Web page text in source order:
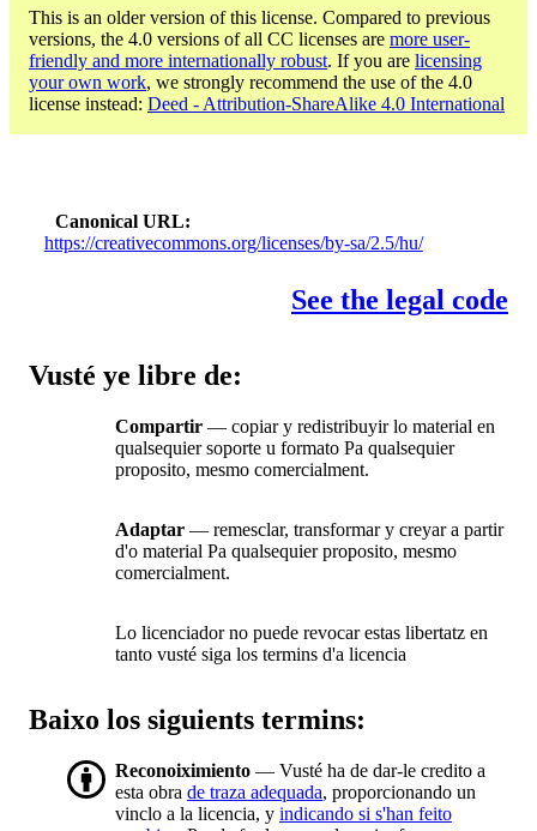
This is an older version of this license. Compared to previous
versions, the 4.0 versions of all CC licenses are more user-
friendly and more internationally robust. If you are licensing
your own work, we strongly recommend the use of the 4.0
license instead: Deed - Attribution-ShareAlike 4.0 International
Canonical URL
https://creativecommons.org/licenses/by-sa/2.5/hu/
See the legal code
Vusté ye libre de:
Compartir — copiar y redistribuyir lo material en
qualsequier soporte u formato Pa qualsequier
proposito, mesmo comercialment.
Adaptar — remesclar, transformar y creyar a partir
d'o material Pa qualsequier proposito, mesmo
comercialment.
Lo licenciador no puede revocar estas libertatz en
tanto vusté siga los termins d'a licencia
Baixo los siguients termins:
Reconoiximiento — Vusté ha de dar-le credito a
esta obra de traza adequada, proporcionando un
vinclo a la licencia, y indicando si s'han feito